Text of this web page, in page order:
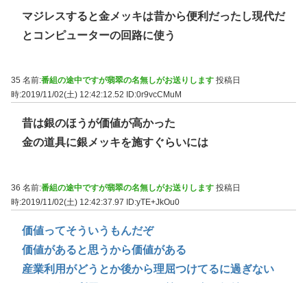
マジレスすると金メッキは昔から便利だったし現代だ
とコンピューターの回路に使う
35 名前:番組の途中ですが翡翠の名無しがお送りします 投稿日
時:2019/11/02(土) 12:42:12.52
ID:0r9vcCMuM
昔は銀のほうが価値が高かった
金の道具に銀メッキを施すぐらいには
36 名前:番組の途中ですが翡翠の名無しがお送りします 投稿日
時:2019/11/02(土) 12:42:37.97 ID:yTE+JkOu0
価値ってそういうもんだぞ
価値があると思うから価値がある
産業利用がどうとか後から理屈つけてるに過ぎない